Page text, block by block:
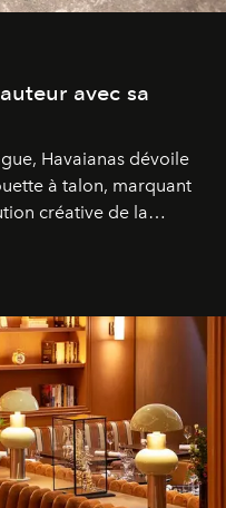
avec sa
Havaianas dévoile
à talon, marquant
créative de la